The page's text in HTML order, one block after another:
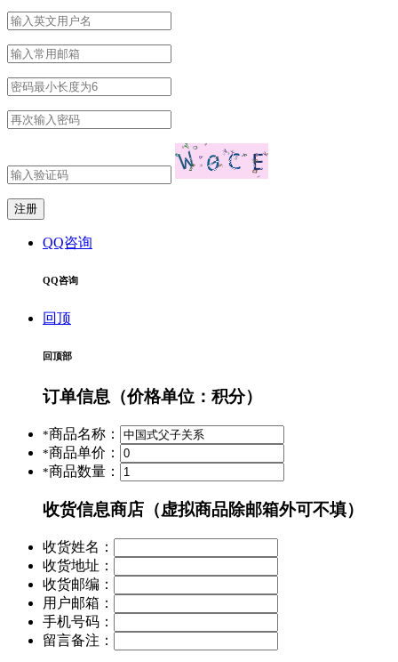
QQ咨询
QQ咨询
回顶
回顶部
订单信息 （价格单位：积分）
*商品名称：
*商品单价：
*商品数量：
收货信息商店（虚拟商品除邮箱外可不填）
收货姓名：
收货地址：
收货邮编：
用户邮箱：
手机号码：
留言备注：